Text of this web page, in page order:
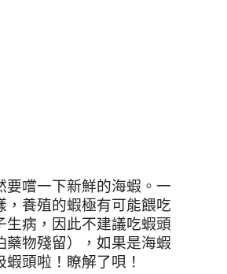
要嚐一下新鮮的海蝦。一
，養殖的蝦極有可能餵吃
生病，因此不建議吃蝦頭
藥物殘留），如果是海蝦
蝦頭啦！瞭解了唄！